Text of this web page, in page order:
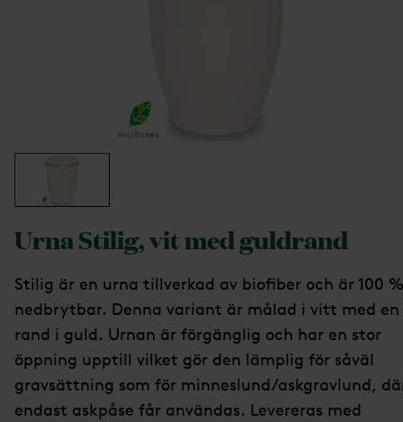
Urna Stilig, vit med guldrand
Stilig är en urna tillverkad av biofiber och är 100 %
nedbrytbar. Denna variant är målad i vitt med en
rand i guld. Urnan är förgänglig och har en stor
öppning upptill vilket gör den lämplig för såväl
gravsättning som för minneslund/askgravlund,
endast askpåse får användas. Levereras med